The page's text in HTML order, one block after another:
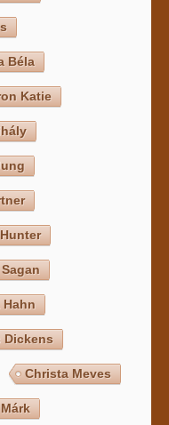
Béla
Katie
Hahn
Dickens
Christa Meves